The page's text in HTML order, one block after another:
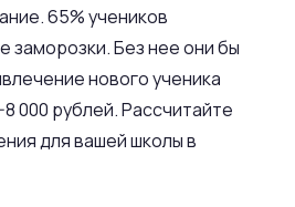
65% учеников
заморозки. Без нее они бы
нового ученика
000 рублей. Рассчитайте
для вашей школы в